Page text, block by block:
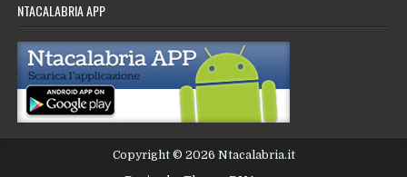
NTACALABRIA APP
Copyright © 2026 Ntacalabria.it